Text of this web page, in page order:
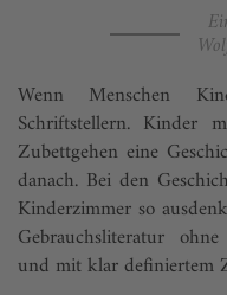
Wenn Menschen
Schriftstellern. Kinder
Zubettgehen eine
danach. Bei den
Kinderzimmer so
Gebrauchsliteratur
und mit klar definiertem